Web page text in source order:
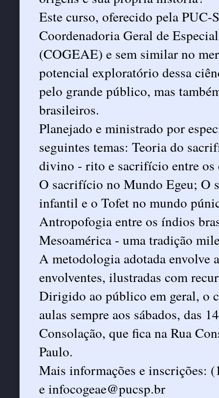
Este curso, oferecido pela PUC-
Coordenadoria Geral de
(COGEAE) e sem similar no
potencial exploratório dessa
pelo grande público, mas
brasileiros.
Planejado e ministrado por
seguintes temas: Teoria do
divino - rito e sacrifício entre
O sacrifício no Mundo Egeu; O
infantil e o Tofet no mundo
Antropofogia entre os índios
Mesoamérica - uma tradição
A metodologia adotada envolve
envolventes, ilustradas com
Dirigido ao público em geral, o
aulas sempre aos sábados, das
Consolação, que fica na Rua
Paulo.
Mais informações e inscrições:
einfocogeae@pucsp.br